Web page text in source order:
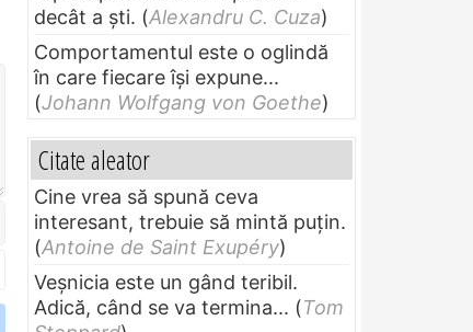
decât a ști. (Alexandru C. Cuza)
Comportamentul este o oglindă
în care fiecare își expune...
(Johann Wolfgang von Goethe)
Citate aleator
Cine vrea să spună ceva
interesant, trebuie să mintă puțin.
(Antoine de Saint Exupéry)
Veșnicia este un gând teribil.
Adică, când se va termina... (Tom